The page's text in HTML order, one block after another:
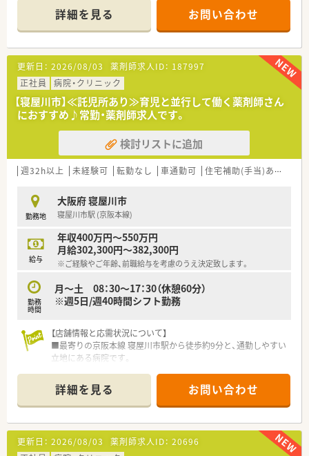
◆診療科目
呼吸器科, 循環器科, 消化器科, 外科, 整形外科, 脳外科, 小児科, 皮
管内科,腫瘍外科,リハビリテーション科,放射線科,病理診断科,急
病救急科,麻酔科,歯科口腔外科
■二次救急指定病院として、野田市周辺の急性期医療を支える重
要な拠点となっています。
■千葉県がん診療連携協力病院に指定されておりがん領域も専
門的な治療を多く行っています。
■認定薬剤師の取得実績も多数あり、グループメリットを生かし
た教育体制でスキルアップが可能です。
≪業務内容≫
■調剤業務（入院患者様中心）
■病棟薬剤業務、薬剤管理指導業務
■注射無菌調整業務（抗がん剤、TPN）
■医薬品情報管理業務
■院内ラウンド（NST、緩和ケア、がん化学療法指導、AST、ICT、
褥瘡、等）
≪おすすめポイント≫
■職員本人とその家族を補償する医療費還付制度など福利厚生
が充実しています。
■新人教育は個々人に合わせた教育スケジュールを作成し、教育
を行っています。
■各種認定薬剤師の取得や学会発表にも取り組んでいます。
■院内託児所も完備しており、子育てとの両立も図れる環境で
す。
詳細を見る お問い合わせ
更新日： 2026/08/03 薬剤師求人ID： 187997
正社員
病院・クリニック
【寝屋川市】≪託児所あり≫育児と並行して働く薬剤師さん
におすすめ♪常勤・薬剤師求人です。
検討リストに追加
週32h以上 未経験可 転勤なし 車通勤可 住宅補助(手当)あり
勤務地
大阪府 寝屋川市
寝屋川市駅 (京阪本線)
給与
年収400万円～550万円
月給302,300円～382,300円
※ご経験やご年齢、前職給与を考慮のうえ決定致します。
勤務
時間
月～土 08：30～17：30（休憩60分）
※週5日/週40時間シフト勤務
【店舗情報と応需状況について】
■最寄りの京阪本線 寝屋川市駅から徒歩約9分と、通勤しやすい
立地にある病院です。
に地域医療を支えています。
■薬剤師は常勤3名、パート2名、調剤助手1名が在籍し、チームで
協力して業務にあたります。
【法人特徴について】
■1974年の開業以来、救急医療を核として地域住民の健康を長
詳細を見る お問い合わせ
更新日： 2026/08/03 薬剤師求人ID： 20696